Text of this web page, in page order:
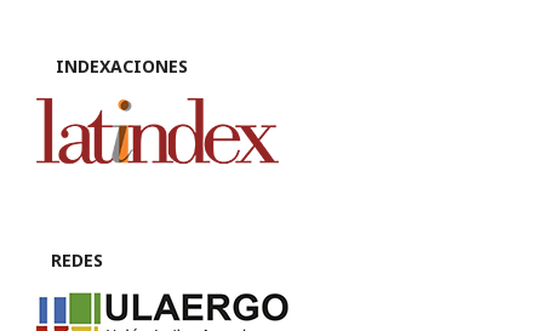
INDEXACIONES
REDES